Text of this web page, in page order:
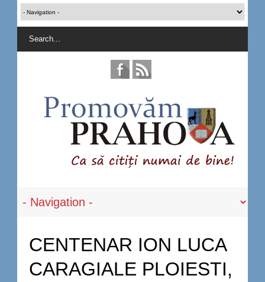
CENTENAR ION LUCA
CARAGIALE PLOIESTI,